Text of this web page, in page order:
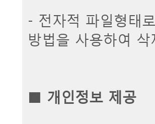
- 전자적 파일형태
방법을 사용하여 삭
■ 개인정보 제공